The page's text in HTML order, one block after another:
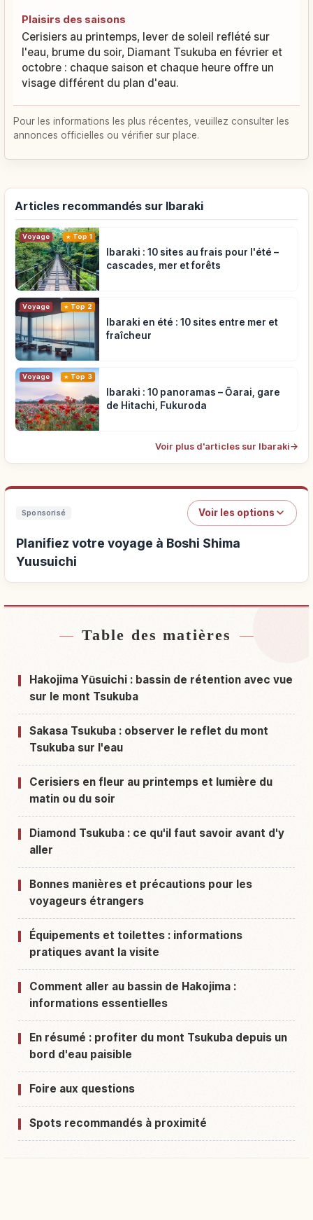
Plaisirs des saisons
Cerisiers au printemps, lever de soleil reflété sur
l'eau, brume du soir, Diamant Tsukuba en février et
octobre : chaque saison et chaque heure offre un
visage différent du plan d'eau.
Pour les informations les plus récentes, veuillez consulter les
annonces officielles ou vérifier sur place.
Articles recommandés sur Ibaraki
Voyage Top 1
Ibaraki : 10 sites au frais pour l'été –
cascades, mer et forêts
Voyage Top 2
Ibaraki en été : 10 sites entre mer et
fraîcheur
Voyage Top 3
Ibaraki : 10 panoramas – Ōarai, gare
de Hitachi, Fukuroda
Voir plus d'articles sur Ibaraki→
Sponsorisé Voir les options
Planifiez votre voyage à Boshi Shima
Yuusuichi
Hébergements près de Boshi Shima Yuusuichi
Activités à Boshi Shima Yuusuichi↗
Table des matières
Hakojima Yūsuichi : bassin de rétention avec vue
sur le mont Tsukuba
Sakasa Tsukuba : observer le reflet du mont
Tsukuba sur l'eau
Cerisiers en fleur au printemps et lumière du
matin ou du soir
Diamond Tsukuba : ce qu'il faut savoir avant d'y
aller
Bonnes manières et précautions pour les
voyageurs étrangers
Équipements et toilettes : informations
pratiques avant la visite
Comment aller au bassin de Hakojima :
informations essentielles
En résumé : profiter du mont Tsukuba depuis un
bord d'eau paisible
Foire aux questions
Spots recommandés à proximité